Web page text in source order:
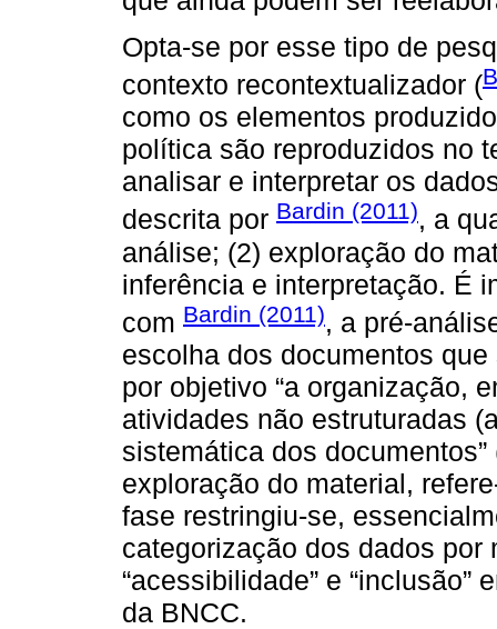
Opta-se por esse tipo de
contexto recontextualizador (
como os elementos
política são reproduzidos no
analisar e interpretar os
descrita por Bardin (2011), a
análise; (2) exploração do
inferência e interpretação. É
com Bardin (2011), a pré-
escolha dos documentos
por objetivo “a organização,
atividades não estruturadas
sistemática dos
exploração do material,
fase restringiu-se,
categorização dos dados
“acessibilidade” e
da BNCC.